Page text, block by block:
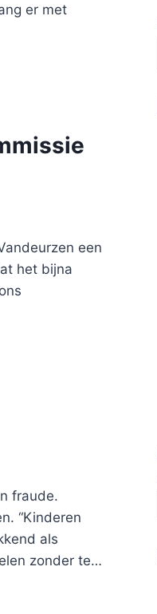
er met
een
het bijna
fraude.
“Kinderen
als
zonder te…